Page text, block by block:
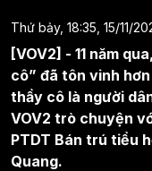
Thứ bảy, 18:35, 15/11/
[VOV2] - 11 năm
cô” đã tôn vinh
thầy cô là người
VOV2 trò chuyện
PTDT Bán trú tiểu
Quang.